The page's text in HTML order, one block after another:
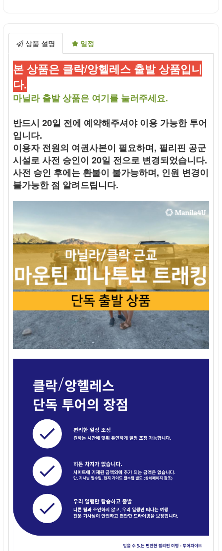
상품 설명 일정
본 상품은 클락/앙헬레스 출발 상품입니
다.
마닐라 출발 상품은 여기를 눌러주세요.
반드시 20일 전에 예약해주셔야 이용 가능한 투어
입니다.
이용자 전원의 여권사본이 필요하며, 필리핀 공군
시설로 사전 승인이 20일 전으로 변경되었습니다.
사전 승인 후에는 환불이 불가능하며, 인원 변경이
불가능한 점 알려드립니다.